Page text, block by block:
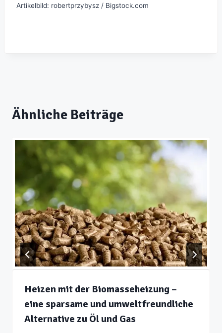
Artikelbild: robertprzybysz / Bigstock.com
Ähnliche Beiträge
Heizen mit der Biomasseheizung –
eine sparsame und umweltfreundliche
Alternative zu Öl und Gas